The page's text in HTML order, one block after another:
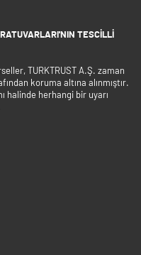
TESCILLI
TURKTRUST A.Ş. zaman
koruma altına alınmıştır.
halinde herhangi bir uyarı